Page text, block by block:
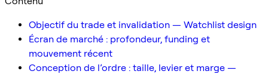
Objectif du trade et invalidation — Watchlist design
Écran de marché : profondeur, funding et
mouvement récent
Conception de l’ordre : taille, levier et marge —